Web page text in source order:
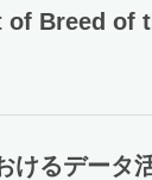
of Breed of
けるデータ